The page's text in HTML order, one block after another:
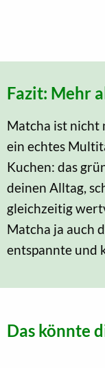
Fazit: Mehr
Matcha ist nicht
ein echtes
Kuchen: das
deinen Alltag,
gleichzeitig
Matcha ja auch
entspannte und
Das könnte